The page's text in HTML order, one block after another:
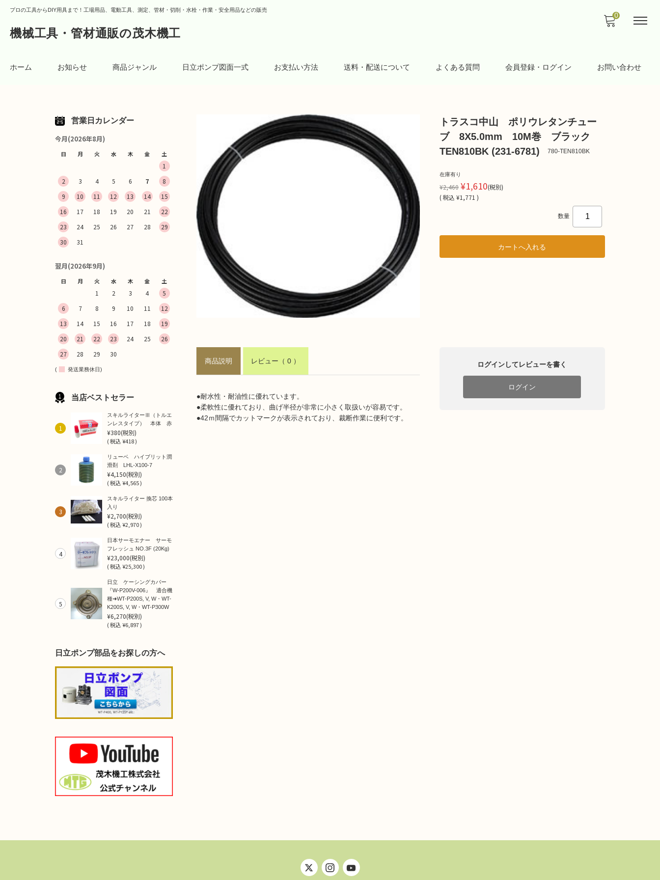
プロの工具からDIY用具まで！工場用品、電動工具、測定、管材・切削・水栓・作業・安全用品などの販売
機械工具・管材通販の茂木機工
ホーム お知らせ 商品ジャンル 日立ポンプ図面一式 お支払い方法 送料・配送について よくある質問 会員登録・ログイン お問い合わせ
0
トラスコ中山 ポリウレタンチュー
ブ 8X5.0mm 10M巻 ブラック
TEN810BK (231-6781)
780-TEN810BK
在庫有り
¥2,460¥1,610(税別)
(税込 ¥1,771 )
数量
商品説明 レビュー （ 0 ）
●耐水性・耐油性に優れています。
●柔軟性に優れており、曲げ半径が非常に小さく取扱いが容易です。
●42ｍ間隔でカットマークが表示されており、裁断作業に便利です。
ログインしてレビューを書く
ログイン
営業日カレンダー
今月(2026年8月)
日 月 火 水 木 金 土
1
2
3 4 5 6 7
8
9
10 11 12 13 14
15
16
17 18 19 20 21
22
23
24 25 26 27 28
29
30
31
翌月(2026年9月)
日 月 火 水 木 金 土
1 2 3 4
5
6
7 8 9 10 11
12
13
14 15 16 17 18
19
20
21 22 23 24 25
26
27
28 29 30
( 発送業務休日)
当店ベストセラー
1
スキルライターⅢ（トルエ
ンレスタイプ） 本体 赤
¥380(税別)
(税込¥418 )
2
リューベ ハイブリット潤
滑剤 LHL-X100-7
¥4,150(税別)
(税込¥4,565 )
3
スキルライター 換芯 100本
入り
¥2,700(税別)
(税込¥2,970 )
4
日本サーモエナー サーモ
フレッシュ NO.3F (20Kg)
¥23,000(税別)
(税込¥25,300 )
5
日立 ケーシングカバー
『W-P200V-006』 適合機
種➜WT-P200S, V, W・WT-
K200S, V, W・WT-P300W
¥6,270(税別)
(税込¥6,897 )
日立ポンプ部品をお探しの方へ